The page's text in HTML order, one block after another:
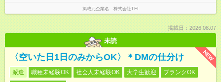
掲載元企業名 株式会社TEI
掲載日：2026.08.07
未読
NEW
〈空いた日1日のみからOK〉＊DMの仕分け
派遣 職種未経験OK 社会人未経験OK 大学生歓迎
ブランクOK